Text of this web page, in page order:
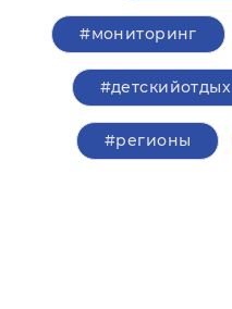
#мониторинг
#детскийотдых
#регионы